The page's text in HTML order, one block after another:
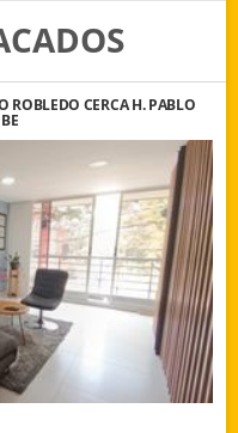
ROBLEDO CERCA H. PABLO